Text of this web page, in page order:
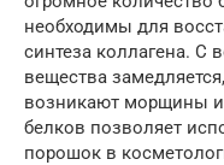
необходимы для
синтеза коллагена. С
вещества
возникают морщины и
белков позволяет
порошок в